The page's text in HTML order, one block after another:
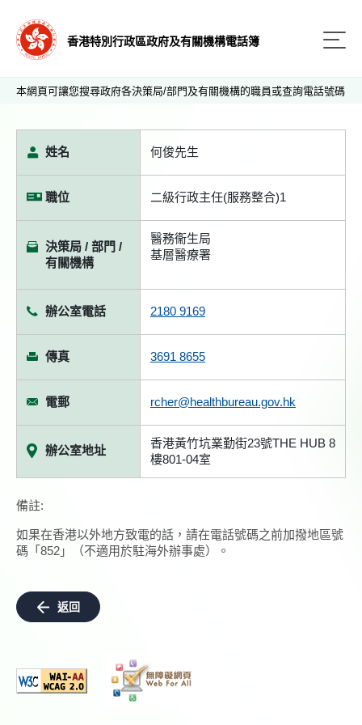
香港特別行政區政府及有關機構電話簿
本網頁可讓您搜尋政府各決策局/部門及有關機構的職員或查詢電話號碼
姓名 何俊先生
職位 二級行政主任(服務整合)1
決策局 / 部門 /
有關機構
醫務衞生局
基層醫療署
辦公室電話 2180 9169
傳真 3691 8655
電郵 rcher@healthbureau.gov.hk
辦公室地址
香港黃竹坑業勤街23號THE HUB 8
樓801-04室
備註:
如果在香港以外地方致電的話，請在電話號碼之前加撥地區號
碼「852」（不適用於駐海外辦事處）。
返回